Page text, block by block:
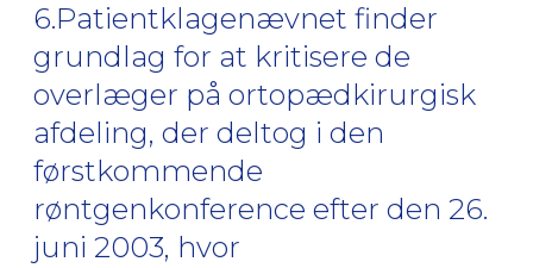
6.Patientklagenævnet finder
grundlag for at kritisere de
overlæger på ortopædkirurgisk
afdeling, der deltog i den
førstkommende
røntgenkonference efter den 26.
juni 2003, hvor